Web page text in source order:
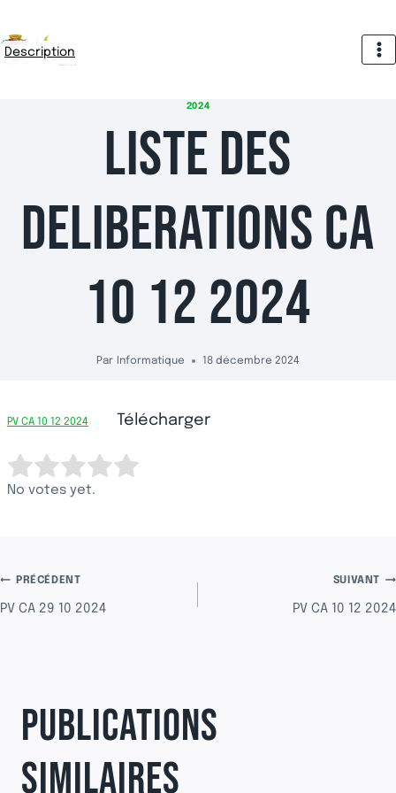
au
contenu
Description
Pierre
2024
LISTE DES
DELIBERATIONS CA
10 12 2024
Par Informatique 18 décembre 2024
PV CA 10 12 2024 Télécharger
Rate this item:
No votes yet.
NAVIGATION
L’ARTICLE
PRÉCÉDENT
PV CA 29 10 2024
SUIVANT
PV CA 10 12 2024
PUBLICATIONS
SIMILAIRES